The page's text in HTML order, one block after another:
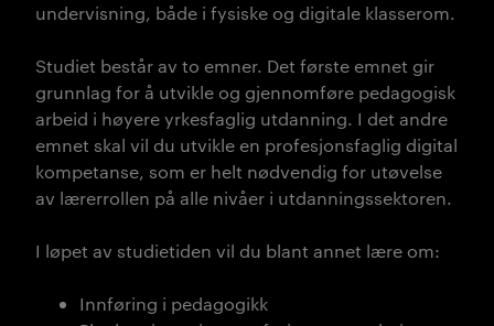
undervisning, både i fysiske og digitale klasserom.
Studiet består av to emner. Det første emnet gir
grunnlag for å utvikle og gjennomføre pedagogisk
arbeid i høyere yrkesfaglig utdanning. I det andre
emnet skal vil du utvikle en profesjonsfaglig digital
kompetanse, som er helt nødvendig for utøvelse
av lærerrollen på alle nivåer i utdanningssektoren.
I løpet av studietiden vil du blant annet lære om:
Innføring i pedagogikk